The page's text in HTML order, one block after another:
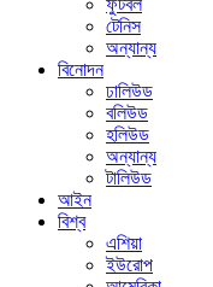
ফুটবল
টেনিস
অন্যান্য
বিনোদন
ঢালিউড
বলিউড
হলিউড
অন্যান্য
টালিউড
আইন
বিশ্ব
এশিয়া
ইউরোপ